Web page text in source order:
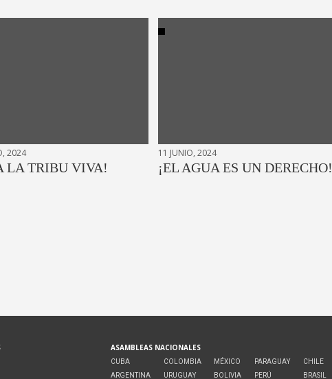
2024
LA TRIBU VIVA!
11 JUNIO, 2024
¡EL AGUA ES UN DERECHO!
ASAMBLEAS NACIONALES
CUBA
ARGENTINA
COLOMBIA
URUGUAY
MÉXICO
BOLIVIA
PARAGUAY
PERÚ
CHILE
BRASIL